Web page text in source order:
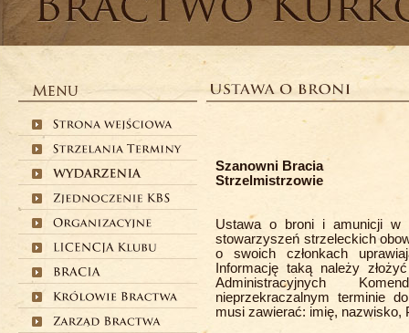
Szanowni Bracia
Strzelmistrzowie
Ustawa o broni i amunicji w
stowarzyszeń strzeleckich
o swoich członkach
Informację taką należy
Administracyjnych
nieprzekraczalnym terminie
musi zawierać: imię, nazwisko,